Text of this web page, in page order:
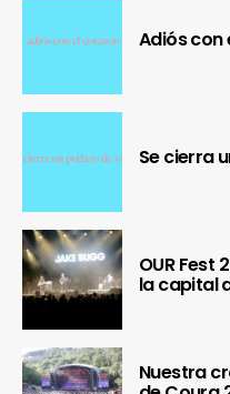
Adiós con
Se cierra
OUR Fest
la capital
Nuestra